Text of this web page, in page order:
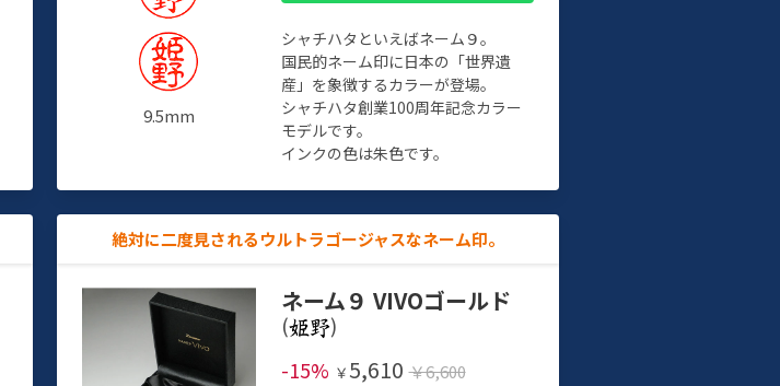
9.5mm
シャチハタといえばネーム９。
国民的ネーム印に日本の「世界遺
産」を象徴するカラーが登場。
シャチハタ創業100周年記念カラー
モデルです。
インクの色は朱色です。
絶対に二度見されるウルトラゴージャスなネーム印。
ネーム９ VIVOゴールド
(
)
-15% ￥ 5,610 ￥6,600